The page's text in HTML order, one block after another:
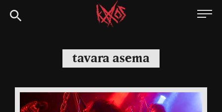
Siirry
suoraan
Kaaoszine
tavara asema